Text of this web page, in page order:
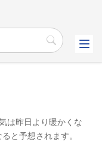
は昨日より暖かくな
と予想されます。